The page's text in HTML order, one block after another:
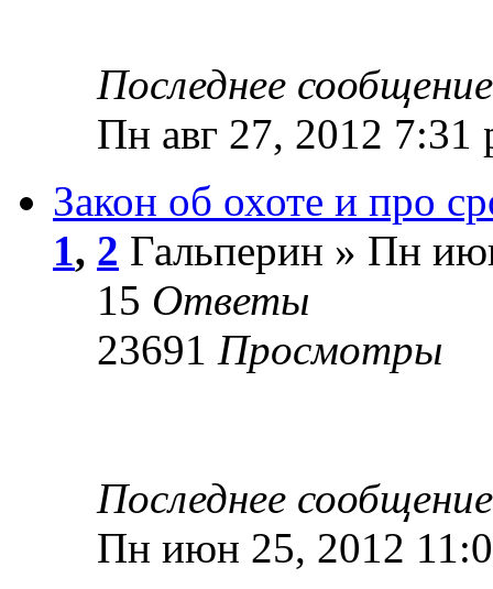
Последнее
Пн авг 27, 2012 7:31
Закон об охоте и про
1, 2 Гальперин » Пн
15 Ответы
23691 Просмотры
Последнее
Пн июн 25, 2012